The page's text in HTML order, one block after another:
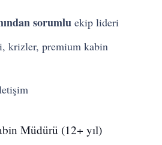
sorumlu ekip lideri
krizler, premium kabin
Müdürü (12+ yıl)